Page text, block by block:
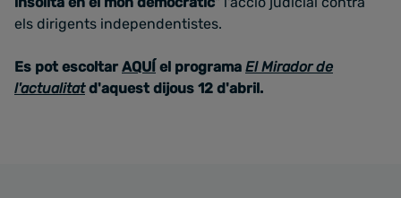
els dirigents independentistes.
Es pot escoltar AQUÍ el programa El Mirador de
l'actualitatd'aquest dijous 12 d'abril.